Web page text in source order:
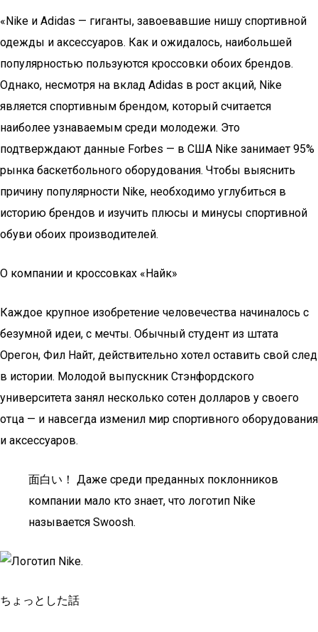
«Nike и Adidas — гиганты, завоевавшие нишу спортивной
одежды и аксессуаров. Как и ожидалось, наибольшей
популярностью пользуются кроссовки обоих брендов.
Однако, несмотря на вклад Adidas в рост акций, Nike
является спортивным брендом, который считается
наиболее узнаваемым среди молодежи. Это
подтверждают данные Forbes — в США Nike занимает 95%
рынка баскетбольного оборудования. Чтобы выяснить
причину популярности Nike, необходимо углубиться в
историю брендов и изучить плюсы и минусы спортивной
обуви обоих производителей.
О компании и кроссовках «Найк»
Каждое крупное изобретение человечества начиналось с
безумной идеи, с мечты. Обычный студент из штата
Орегон, Фил Найт, действительно хотел оставить свой след
в истории. Молодой выпускник Стэнфордского
университета занял несколько сотен долларов у своего
отца — и навсегда изменил мир спортивного оборудования
и аксессуаров.
面白い！ Даже среди преданных поклонников
компании мало кто знает, что логотип Nike
называется Swoosh.
ちょっとした話